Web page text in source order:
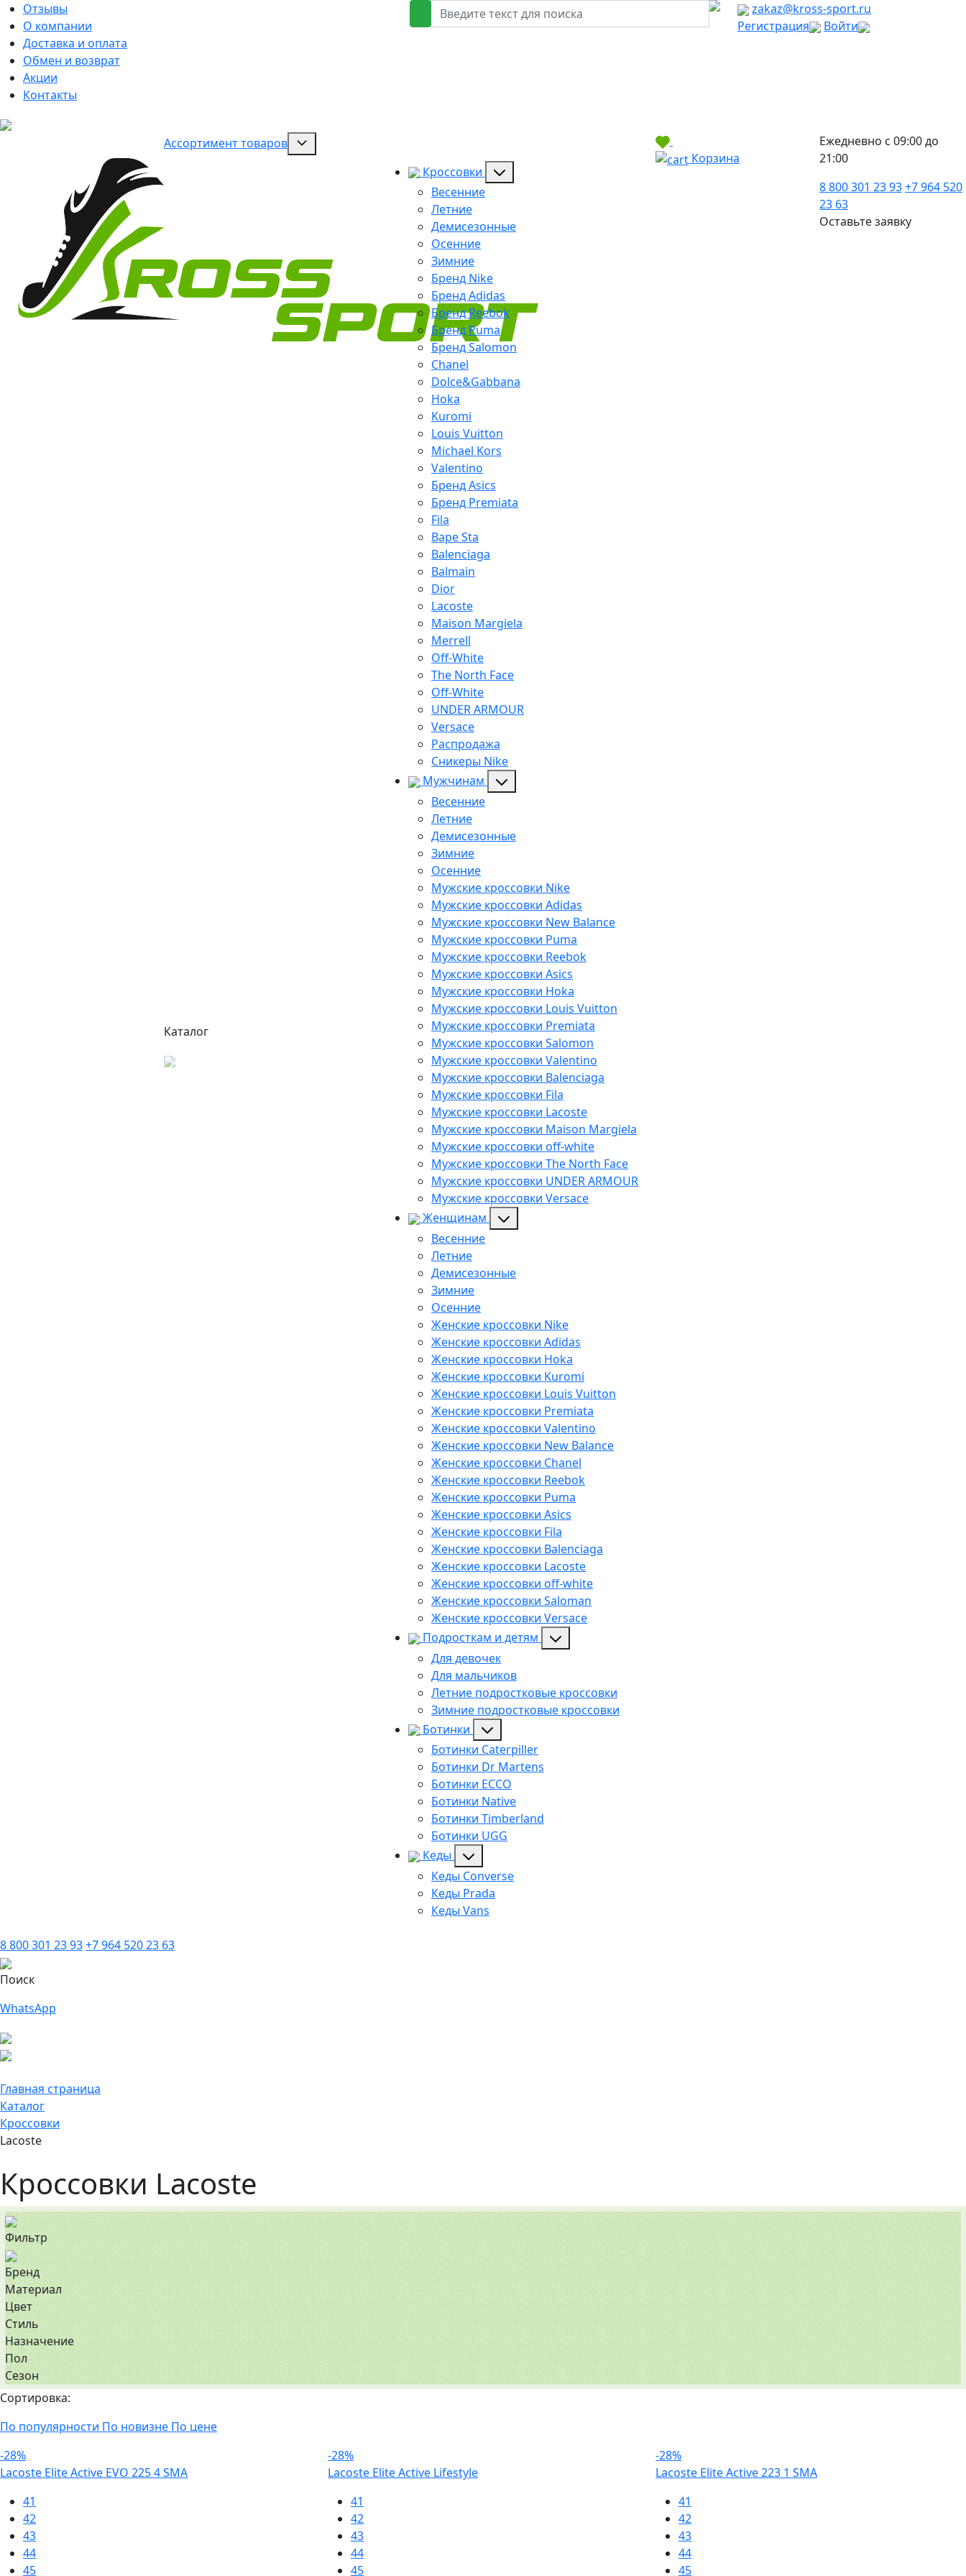
Отзывы
О компании
Доставка и оплата
Обмен и возврат
Акции
Контакты
zakaz@kross-sport.ru
Регистрация
Войти
Ассортимент товаров
Каталог
Кроссовки
Весенние
Летние
Демисезонные
Осенние
Зимние
Бренд Nike
Бренд Adidas
Бренд Reebok
Бренд Puma
Бренд Salomon
Chanel
Dolce&Gabbana
Hoka
Kuromi
Louis Vuitton
Michael Kors
Valentino
Бренд Asics
Бренд Premiata
Fila
Bape Sta
Balenciaga
Balmain
Dior
Lacoste
Maison Margiela
Merrell
Off-White
The North Face
Off-White
UNDER ARMOUR
Versace
Распродажа
Сникеры Nike
Мужчинам
Весенние
Летние
Демисезонные
Зимние
Осенние
Мужские кроссовки Nike
Мужские кроссовки Adidas
Мужские кроссовки New Balance
Мужские кроссовки Puma
Мужские кроссовки Reebok
Мужские кроссовки Asics
Мужские кроссовки Hoka
Мужские кроссовки Louis Vuitton
Мужские кроссовки Premiata
Мужские кроссовки Salomon
Мужские кроссовки Valentino
Мужские кроссовки Balenciaga
Мужские кроссовки Fila
Мужские кроссовки Lacoste
Мужские кроссовки Maison Margiela
Мужские кроссовки off-white
Мужские кроссовки The North Face
Мужские кроссовки UNDER ARMOUR
Мужские кроссовки Versace
Женщинам
Весенние
Летние
Демисезонные
Зимние
Осенние
Женские кроссовки Nike
Женские кроссовки Adidas
Женские кроссовки Hoka
Женские кроссовки Kuromi
Женские кроссовки Louis Vuitton
Женские кроссовки Premiata
Женские кроссовки Valentino
Женские кроссовки New Balance
Женские кроссовки Chanel
Женские кроссовки Reebok
Женские кроссовки Puma
Женские кроссовки Asics
Женские кроссовки Fila
Женские кроссовки Balenciaga
Женские кроссовки Lacoste
Женские кроссовки off-white
Женские кроссовки Saloman
Женские кроссовки Versace
Подросткам и детям
Для девочек
Для мальчиков
Летние подростковые кроссовки
Зимние подростковые кроссовки
Ботинки
Ботинки Caterpiller
Ботинки Dr Martens
Ботинки ECCO
Ботинки Native
Ботинки Timberland
Ботинки UGG
Кеды
Кеды Converse
Кеды Prada
Кеды Vans
Корзина
Ежедневно с 09:00 до
21:00
8 800 301 23 93+7 964 520
23 63
Оставьте заявку
8 800 301 23 93+7 964 520 23 63
Поиск
WhatsApp
Главная страница
Каталог
Кроссовки
Lacoste
Кроссовки Lacoste
Фильтр
Бренд
Материал
Цвет
Стиль
Назначение
Пол
Сезон
Сортировка:
По популярности По новизне По цене
-28%
Lacoste Elite Active EVO 225 4 SMA
41
42
43
44
45
-28%
Lacoste Elite Active Lifestyle
41
42
43
44
45
-28%
Lacoste Elite Active 223 1 SMA
41
42
43
44
45